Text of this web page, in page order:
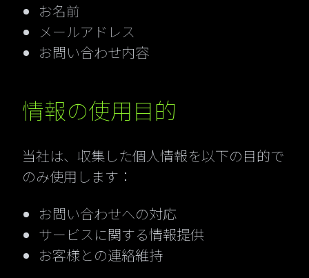
お名前
メールアドレス
お問い合わせ内容
情報の使用目的
当社は、収集した個人情報を以下の目的で
のみ使用します：
お問い合わせへの対応
サービスに関する情報提供
お客様との連絡維持